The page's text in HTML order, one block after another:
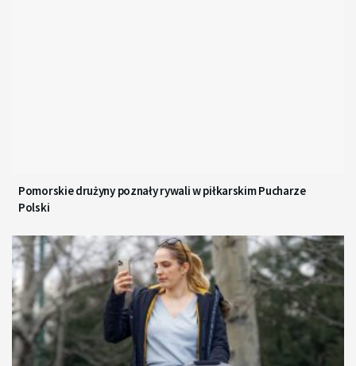
Pomorskie drużyny poznały rywali w piłkarskim Pucharze
Polski